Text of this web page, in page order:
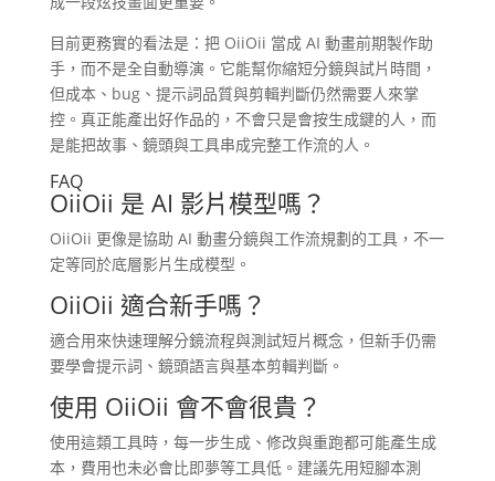
目前更務實的看法是：把 OiiOii 當成 AI 動畫前期製作助
手，而不是全自動導演。它能幫你縮短分鏡與試片時間，
但成本、bug、提示詞品質與剪輯判斷仍然需要人來掌
控。真正能產出好作品的，不會只是會按生成鍵的人，而
是能把故事、鏡頭與工具串成完整工作流的人。
FAQ
OiiOii 是 AI 影片模型嗎？
OiiOii 更像是協助 AI 動畫分鏡與工作流規劃的工具，不一
定等同於底層影片生成模型。
OiiOii 適合新手嗎？
適合用來快速理解分鏡流程與測試短片概念，但新手仍需
要學會提示詞、鏡頭語言與基本剪輯判斷。
使用 OiiOii 會不會很貴？
使用這類工具時，每一步生成、修改與重跑都可能產生成
本，費用也未必會比即夢等工具低。建議先用短腳本測